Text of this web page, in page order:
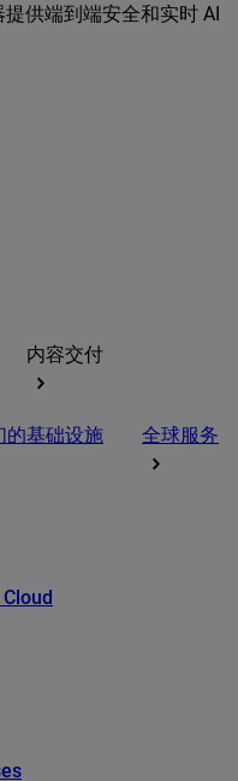
供端到端安全和实时 AI
内容交付
的基础设施 全球服务